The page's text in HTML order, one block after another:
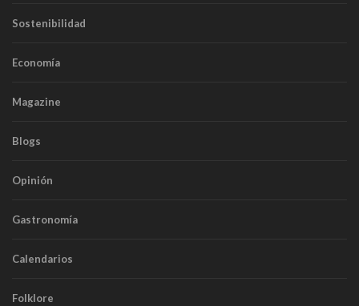
Sostenibilidad
Economía
Magazine
Blogs
Opinión
Gastronomía
Calendarios
Folklore